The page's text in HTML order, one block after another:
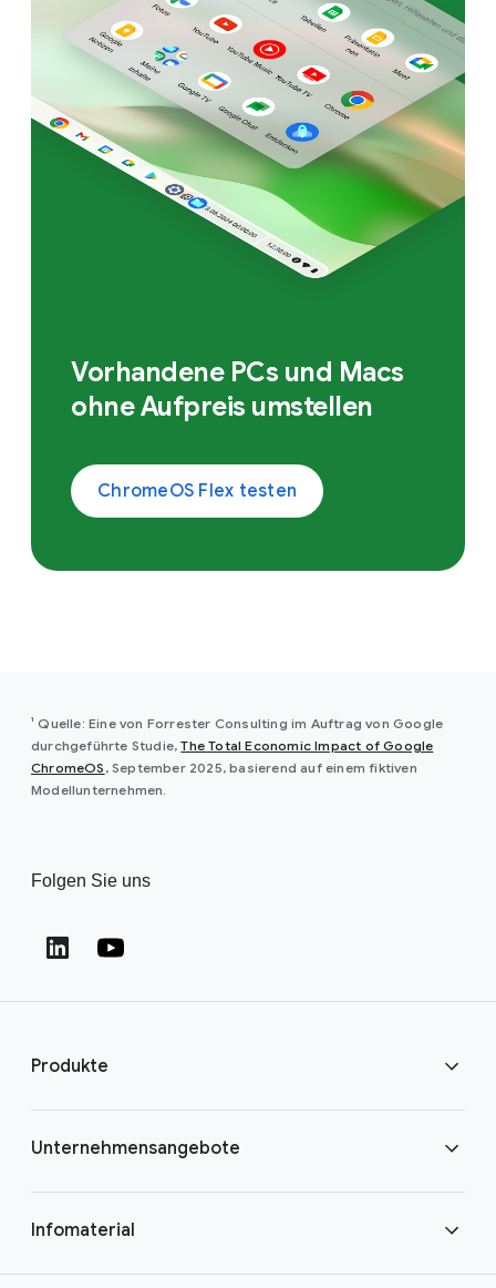
Vorhandene PCs und Macs
ohne Aufpreis umstellen
ChromeOS Flex testen
¹ Quelle: Eine von Forrester Consulting im Auftrag von Google
durchgeführte Studie,The Total Economic Impact of Google
ChromeOS (opens in a new tab)
, September 2025, basierend auf einem fiktiven
Modellunternehmen.
Folgen Sie uns
Produkte
ChromeOS Flex
ChromeOS Enterprise-Upgrade
Unternehmensangebote
Moderne Arbeitsumgebung
Infomaterial